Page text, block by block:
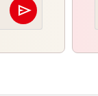
send
Abschicken